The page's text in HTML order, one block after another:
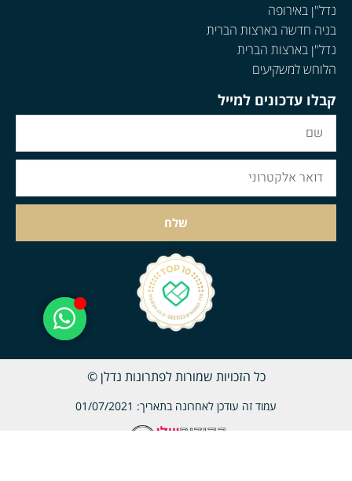
נדל"ן באירופה
בניה חדשה בארצות הברית
נדל"ן בארצות הברית
הלוחש למשקיעים
קבלו עדכונים למייל
שלח
כל הזכויות שמורות לפתרונות נדלן ©
עמוד זה עודכן לאחרונה בתאריך: 01/07/2021